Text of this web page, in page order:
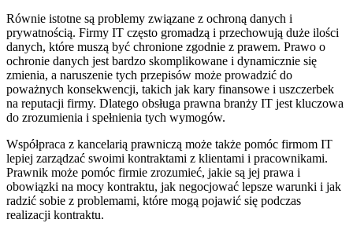
Równie istotne są problemy związane z ochroną danych i
prywatnością. Firmy IT często gromadzą i przechowują duże ilości
danych, które muszą być chronione zgodnie z prawem. Prawo o
ochronie danych jest bardzo skomplikowane i dynamicznie się
zmienia, a naruszenie tych przepisów może prowadzić do
poważnych konsekwencji, takich jak kary finansowe i uszczerbek
na reputacji firmy. Dlatego obsługa prawna branży IT jest kluczowa
do zrozumienia i spełnienia tych wymogów.
Współpraca z kancelarią prawniczą może także pomóc firmom IT
lepiej zarządzać swoimi kontraktami z klientami i pracownikami.
Prawnik może pomóc firmie zrozumieć, jakie są jej prawa i
obowiązki na mocy kontraktu, jak negocjować lepsze warunki i jak
radzić sobie z problemami, które mogą pojawić się podczas
realizacji kontraktu.